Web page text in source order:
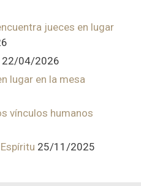
jueces en lugar
22/04/2026
lugar en la mesa
vínculos humanos
25/11/2025